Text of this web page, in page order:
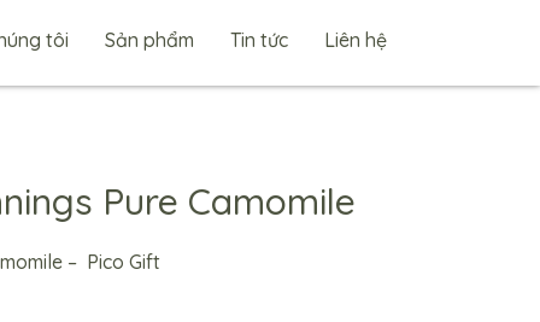
tôi Sản phẩm Tin tức Liên hệ
Pure Camomile
– Pico Gift